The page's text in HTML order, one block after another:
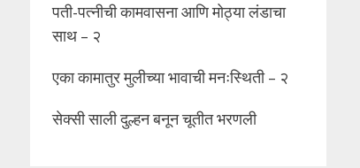
पती-पत्नीची कामवासना आणि मोठ्या लंडाचा
साथ – २
एका कामातुर मुलीच्या भावाची मनःस्थिती – २
सेक्सी साली दुल्हन बनून चूतीत भरणली